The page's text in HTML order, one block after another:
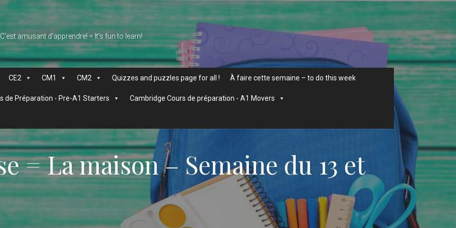
amusant d'apprendre! = It’s fun to learn!
CE2 CM1 CM2 Quizzes and puzzles page for all ! À faire cette semaine – to do this week
de Préparation - Pre-A1 Starters Cambridge Cours de préparation - A1 Movers
= La maison – Semaine du 13 et